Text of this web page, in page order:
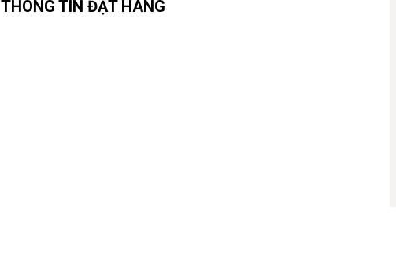
THÔNG TIN ĐẶT HÀNG